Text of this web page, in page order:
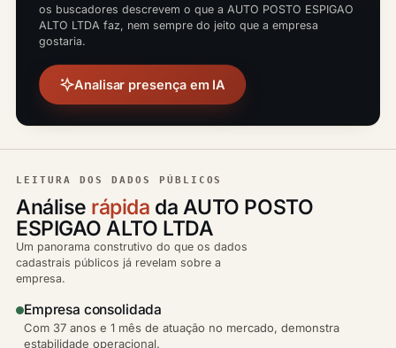
os buscadores descrevem o que a AUTO POSTO ESPIGAO
ALTO LTDA faz, nem sempre do jeito que a empresa
gostaria.
Analisar presença em IA
LEITURA DOS DADOS PÚBLICOS
Análise rápida da AUTO POSTO
ESPIGAO ALTO LTDA
Um panorama construtivo do que os dados
cadastrais públicos já revelam sobre a
empresa.
Empresa consolidada
Com 37 anos e 1 mês de atuação no mercado, demonstra
estabilidade operacional.